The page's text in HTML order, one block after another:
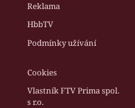
Reklama
HbbTV
Podmínky užívání
Cookies
Vlastník FTV Prima spol.
s r.o.